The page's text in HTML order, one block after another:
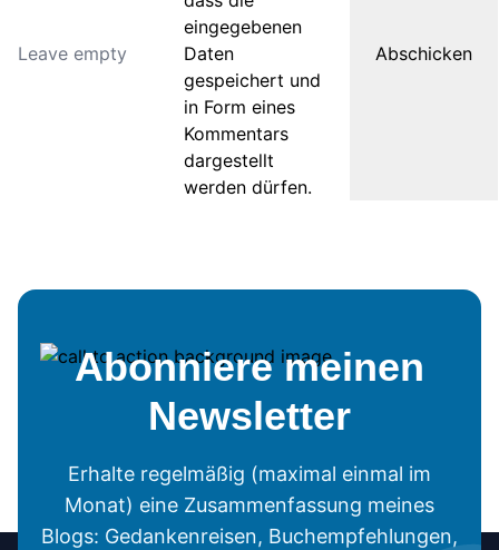
eingegebenen
Daten
gespeichert und
in Form eines
Kommentars
dargestellt
werden dürfen.
Abonniere meinen
Newsletter
Erhalte regelmäßig (maximal einmal im
Monat) eine Zusammenfassung meines
Blogs: Gedankenreisen, Buchempfehlungen,